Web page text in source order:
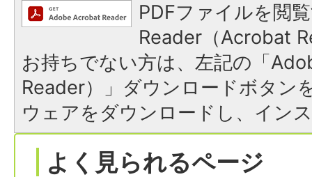
PDFファイルを閲
Reader（Acrobat
お持ちでない方は、左記の「
Reader）」ダウンロードボタン
ウェアをダウンロードし、イン
よく見られるページ